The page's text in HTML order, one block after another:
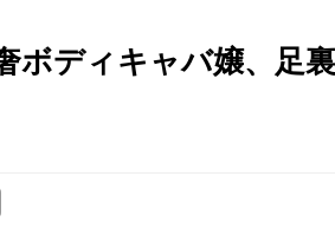
ボディキャバ嬢、足